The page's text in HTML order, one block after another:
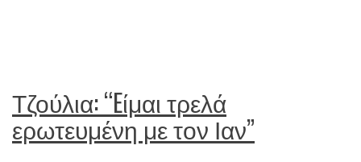
Τζούλια: “Eίμαι τρελά
ερωτευμένη με τον Ιαν”